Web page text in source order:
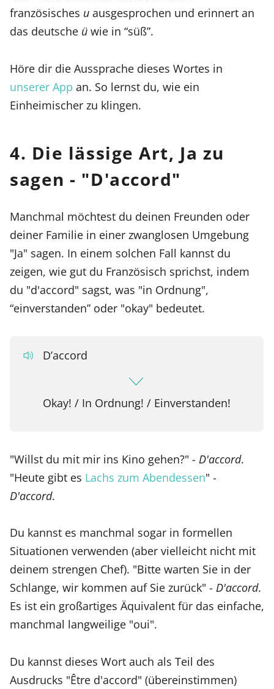
französisches u ausgesprochen und erinnert an
das deutsche ü wie in “süß”.
Höre dir die Aussprache dieses Wortes in
unserer App an. So lernst du, wie ein
Einheimischer zu klingen.
4. Die lässige Art, Ja zu
sagen - "D'accord"
Manchmal möchtest du deinen Freunden oder
deiner Familie in einer zwanglosen Umgebung
"Ja" sagen. In einem solchen Fall kannst du
zeigen, wie gut du Französisch sprichst, indem
du "d'accord" sagst, was "in Ordnung",
“einverstanden” oder "okay" bedeutet.
D’accord
Okay! / In Ordnung! / Einverstanden!
"Willst du mit mir ins Kino gehen?" - D'accord.
"Heute gibt es Lachs zum Abendessen" -
D'accord.
Du kannst es manchmal sogar in formellen
Situationen verwenden (aber vielleicht nicht mit
deinem strengen Chef). "Bitte warten Sie in der
Schlange, wir kommen auf Sie zurück" - D'accord.
Es ist ein großartiges Äquivalent für das einfache,
manchmal langweilige "oui".
Du kannst dieses Wort auch als Teil des
Ausdrucks "Être d'accord" (übereinstimmen)